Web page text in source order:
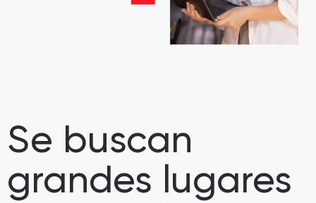
Se buscan
grandes lugares